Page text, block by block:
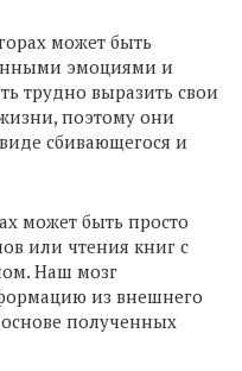
может быть
эмоциями и
трудно выразить свои
поэтому они
сбивающегося и
может быть просто
или чтения книг с
Наш мозг
из внешнего
полученных